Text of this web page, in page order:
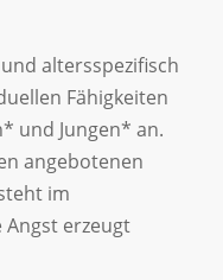
altersspezifisch
Fähigkeiten
und Jungen* an.
angebotenen
im
erzeugt